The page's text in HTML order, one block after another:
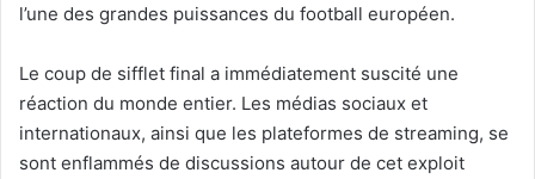
l’une des grandes puissances du football européen.
Le coup de sifflet final a immédiatement suscité une
réaction du monde entier. Les médias sociaux et
internationaux, ainsi que les plateformes de streaming, se
sont enflammés de discussions autour de cet exploit